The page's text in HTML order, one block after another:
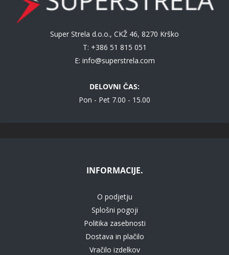
Super Strela d.o.o., CKŽ 46, 8270 Krško
T: +386 51 815 051
E: info@superstrela.com
DELOVNI ČAS:
Pon - Pet 7.00 - 15.00
INFORMACIJE.
O podjetju
Splošni pogoji
Politika zasebnosti
Dostava in plačilo
Vračilo izdelkov